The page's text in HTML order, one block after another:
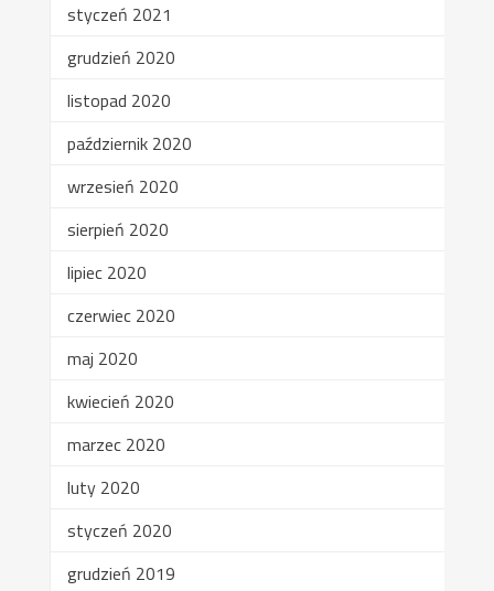
styczeń 2021
grudzień 2020
listopad 2020
październik 2020
wrzesień 2020
sierpień 2020
lipiec 2020
czerwiec 2020
maj 2020
kwiecień 2020
marzec 2020
luty 2020
styczeń 2020
grudzień 2019